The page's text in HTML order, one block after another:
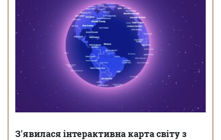
З'явилася інтерактивна карта світу з